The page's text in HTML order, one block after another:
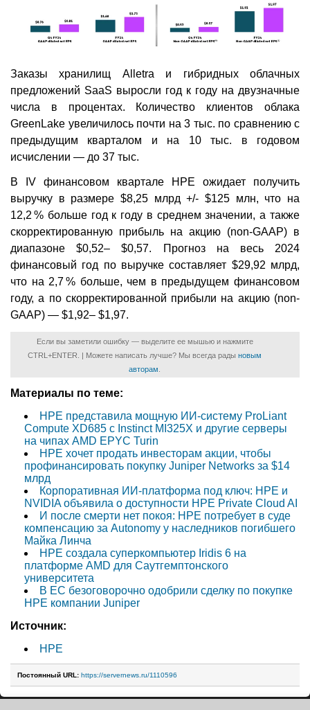
Заказы хранилищ Alletra и гибридных облачных
предложений SaaS выросли год к году на двузначные
числа в процентах. Количество клиентов облака
GreenLake увеличилось почти на 3 тыс. по сравнению с
предыдущим кварталом и на 10 тыс. в годовом
исчислении — до 37 тыс.
В IV финансовом квартале HPE ожидает получить
выручку в размере $8,25 млрд +/- $125 млн, что на
12,2 % больше год к году в среднем значении, а также
скорректированную прибыль на акцию (non-GAAP) в
диапазоне $0,52– $0,57. Прогноз на весь 2024
финансовый год по выручке составляет $29,92 млрд,
что на 2,7 % больше, чем в предыдущем финансовом
году, а по скорректированной прибыли на акцию (non-
GAAP) — $1,92– $1,97.
Если вы заметили ошибку — выделите ее мышью и нажмите
CTRL+ENTER. | Можете написать лучше? Мы всегда рады новым
авторам
Материалы по теме:
HPE представила мощную ИИ-систему ProLiant
Compute XD685 с Instinct MI325X и другие серверы
на чипах AMD EPYC Turin
HPE хочет продать инвесторам акции, чтобы
профинансировать покупку Juniper Networks за $14
млрд
Корпоративная ИИ-платформа под ключ: HPE и
NVIDIA объявила о доступности HPE Private Cloud AI
И после смерти нет покоя: HPE потребует в суде
компенсацию за Autonomy у наследников погибшего
Майка Линча
HPE создала суперкомпьютер Iridis 6 на
платформе AMD для Саутгемптонского
университета
В ЕС безоговорочно одобрили сделку по покупке
HPE компании Juniper
Источник:
HPE
Постоянный URL: https://servernews.ru/1110596